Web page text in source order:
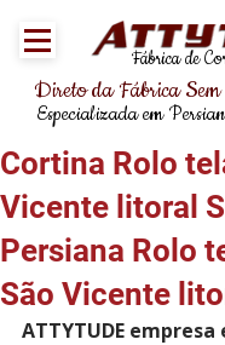
Fábrica de
Direto da Fábrica
Especializada em
Cortina Rolo
Vicente litoral
Persiana Rolo
São Vicente
ATTYTUDE